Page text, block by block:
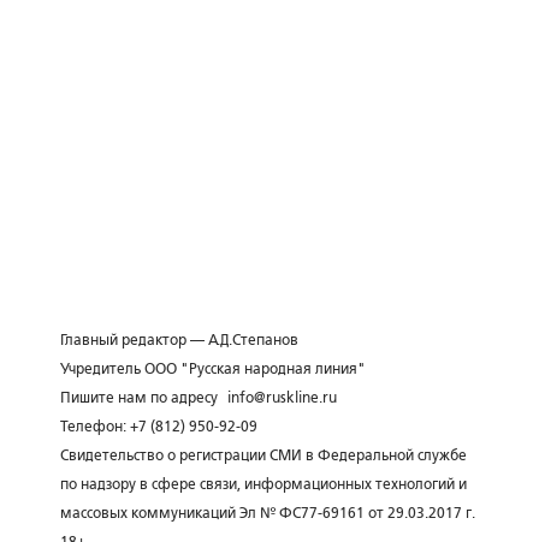
Главный редактор — А.Д.Степанов
Учредитель ООО "Русская народная линия"
Пишите нам по адресу
info@ruskline.ru
Телефон: +7 (812) 950-92-09
Свидетельство о регистрации СМИ в Федеральной службе
по надзору в сфере связи, информационных технологий и
массовых коммуникаций Эл № ФС77-69161 от 29.03.2017 г.